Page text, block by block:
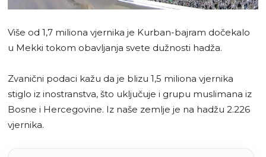
Više od 1,7 miliona vjernika je Kurban-bajram dočekalo
u Mekki tokom obavljanja svete dužnosti hadža.
Zvanični podaci kažu da je blizu 1,5 miliona vjernika
stiglo iz inostranstva, što uključuje i grupu muslimana iz
Bosne i Hercegovine. Iz naše zemlje je na hadžu 2.226
vjernika.